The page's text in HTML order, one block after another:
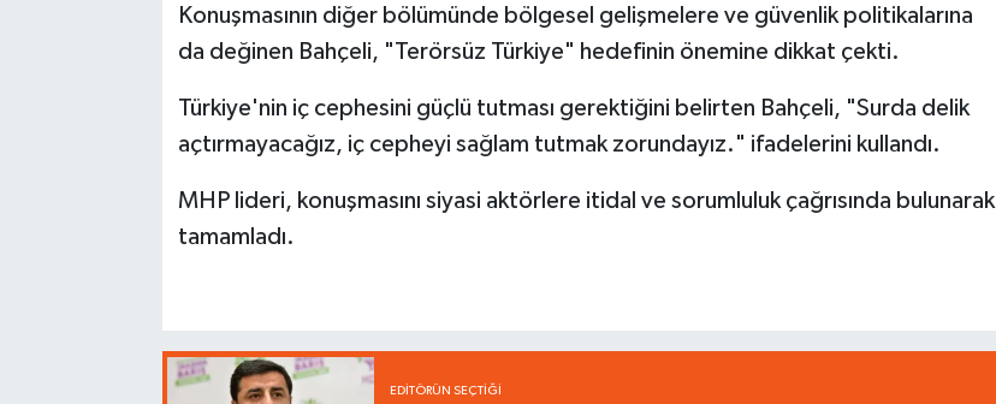
Konuşmasının diğer bölümünde bölgesel gelişmelere ve güvenlik politikalarına
da değinen Bahçeli, "Terörsüz Türkiye" hedefinin önemine dikkat çekti.
Türkiye'nin iç cephesini güçlü tutması gerektiğini belirten Bahçeli, "Surda delik
açtırmayacağız, iç cepheyi sağlam tutmak zorundayız." ifadelerini kullandı.
MHP lideri, konuşmasını siyasi aktörlere itidal ve sorumluluk çağrısında bulunarak
tamamladı.
EDITÖRÜN SEÇTIĞI